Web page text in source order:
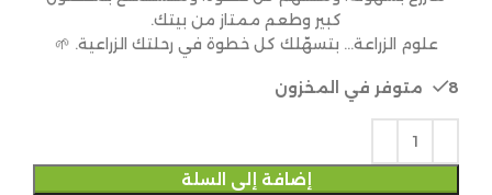
كبير وطعم ممتاز من بيتك.
علوم الزراعة… بتسهّلك كل خطوة في رحلتك الزراعية. 🌱
8 متوفر في المخزون
إضافة إلى السلة